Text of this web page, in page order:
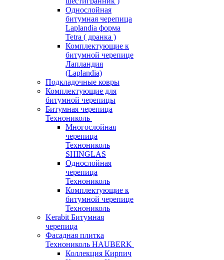
Однослойная
битумная черепица
Laplandia форма
Tetra ( дранка )
Комплектующие к
битумной черепице
Лапландия
(Laplandia)
Подкладочные ковры
Комплектующие для
битумной черепицы
Битумная черепица
Технониколь
Многослойная
черепица
Технониколь
SHINGLAS
Однослойная
черепица
Технониколь
Комплектующие к
битумной черепице
Технониколь
Kerabit Битумная
черепица
Фасадная плитка
Технониколь HAUBERK
Кол​лекция Кирпич